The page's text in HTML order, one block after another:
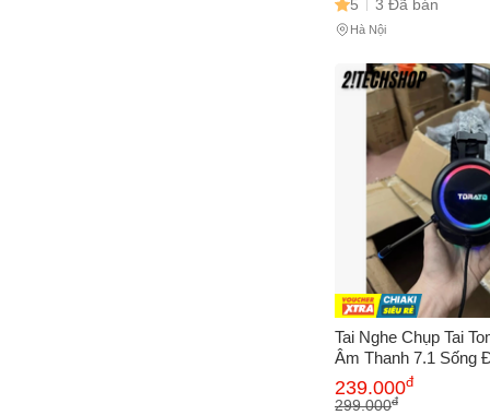
5 3 Đã bán
Hà Nội
Tai Nghe Chụp Tai
Âm Thanh 7.1 Sống
LED 7 Màu, Tai Nghe
Game, Phụ Kiện Máy
239.000đ
299.000đ